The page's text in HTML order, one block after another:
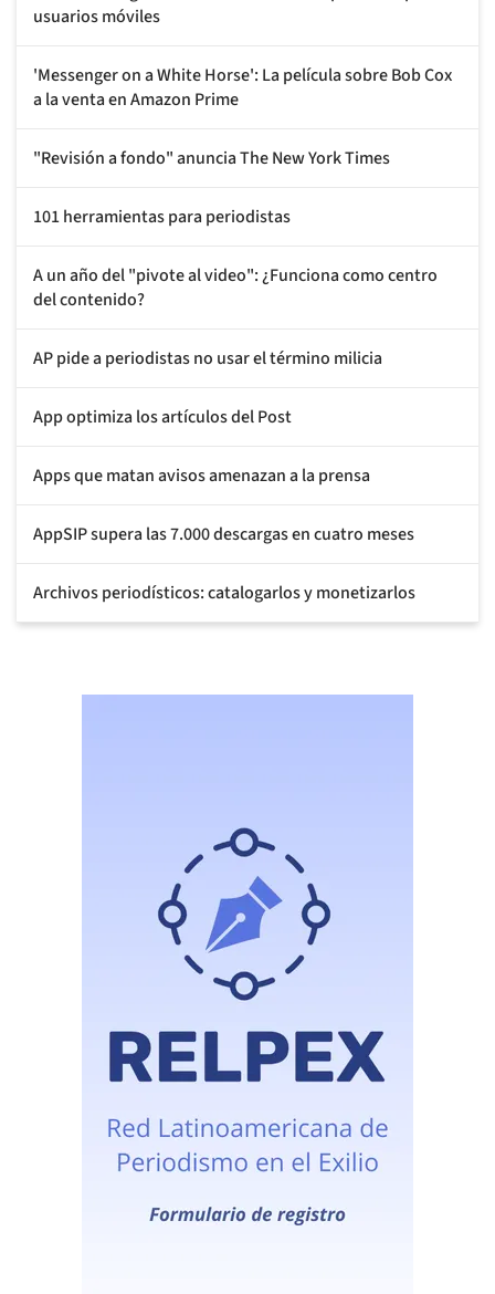
usuarios móviles
'Messenger on a White Horse': La película sobre Bob Cox
a la venta en Amazon Prime
"Revisión a fondo" anuncia The New York Times
101 herramientas para periodistas
A un año del "pivote al video": ¿Funciona como centro
del contenido?
AP pide a periodistas no usar el término milicia
App optimiza los artículos del Post
Apps que matan avisos amenazan a la prensa
AppSIP supera las 7.000 descargas en cuatro meses
Archivos periodísticos: catalogarlos y monetizarlos